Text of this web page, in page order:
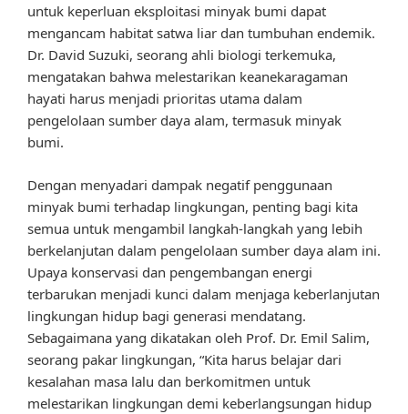
untuk keperluan eksploitasi minyak bumi dapat
mengancam habitat satwa liar dan tumbuhan endemik.
Dr. David Suzuki, seorang ahli biologi terkemuka,
mengatakan bahwa melestarikan keanekaragaman
hayati harus menjadi prioritas utama dalam
pengelolaan sumber daya alam, termasuk minyak
bumi.
Dengan menyadari dampak negatif penggunaan
minyak bumi terhadap lingkungan, penting bagi kita
semua untuk mengambil langkah-langkah yang lebih
berkelanjutan dalam pengelolaan sumber daya alam ini.
Upaya konservasi dan pengembangan energi
terbarukan menjadi kunci dalam menjaga keberlanjutan
lingkungan hidup bagi generasi mendatang.
Sebagaimana yang dikatakan oleh Prof. Dr. Emil Salim,
seorang pakar lingkungan, “Kita harus belajar dari
kesalahan masa lalu dan berkomitmen untuk
melestarikan lingkungan demi keberlangsungan hidup